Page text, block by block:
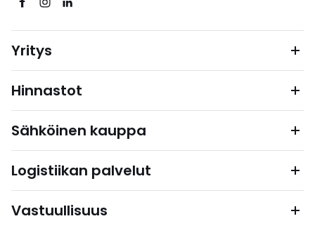
Yritys
Hinnastot
Sähköinen kauppa
Logistiikan palvelut
Vastuullisuus